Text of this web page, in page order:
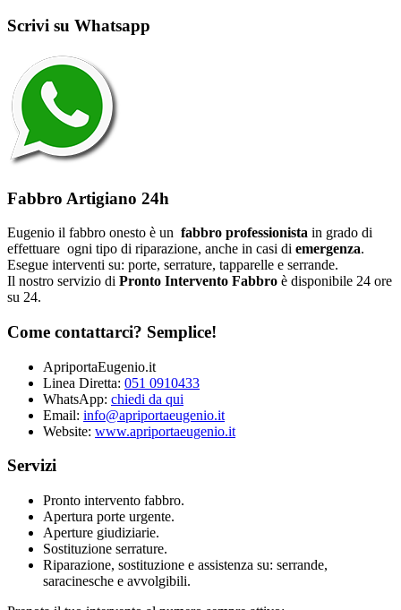
Scrivi su Whatsapp
Fabbro Artigiano 24h
Eugenio il fabbro onesto è un fabbro professionista in grado di
effettuare ogni tipo di riparazione, anche in casi di emergenza.
Esegue interventi su: porte, serrature, tapparelle e serrande.
Il nostro servizio di Pronto Intervento Fabbro è disponibile 24 ore
su 24.
Come contattarci? Semplice!
ApriportaEugenio.it
Linea Diretta: 051 0910433
WhatsApp: chiedi da qui
Email: info@apriportaeugenio.it
Website: www.apriportaeugenio.it
Servizi
Pronto intervento fabbro.
Apertura porte urgente.
Aperture giudiziarie.
Sostituzione serrature.
Riparazione, sostituzione e assistenza su: serrande,
saracinesche e avvolgibili.